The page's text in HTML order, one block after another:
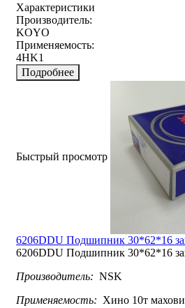
Характеристики
Производитель:
KOYO
Применяемость:
4HK1
Подробнее
Быстрый просмотр
6206DDU Подшипник 30*62*16
6206DDU Подшипник 30*62*16
Производитель: NSK
Применяемость: Хино 10т